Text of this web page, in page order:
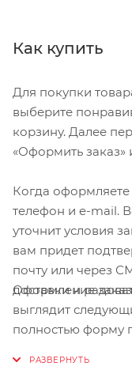
Как купить
Для покупки
выберите
корзину. Далее
«Оформить заказ»
Когда
телефон и e-mail.
уточнит условия
вам придет
почту или через
доставки и
Оформление
выглядит
полностью форму